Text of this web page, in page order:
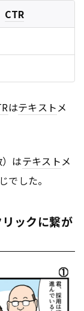
CTR
はテキストメ
はテキストメ
でした。
ックに繋が